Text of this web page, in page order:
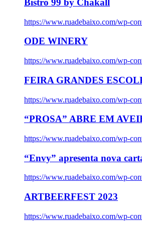
Bistro 99 by Chakall
https://www.ruadebaixo.com/wp-
ODE WINERY
https://www.ruadebaixo.com/wp-
FEIRA GRANDES
https://www.ruadebaixo.com/wp-
“PROSA” ABRE EM
https://www.ruadebaixo.com/wp-
“Envy” apresenta nova
https://www.ruadebaixo.com/wp-
ARTBEERFEST 2023
https://www.ruadebaixo.com/wp-